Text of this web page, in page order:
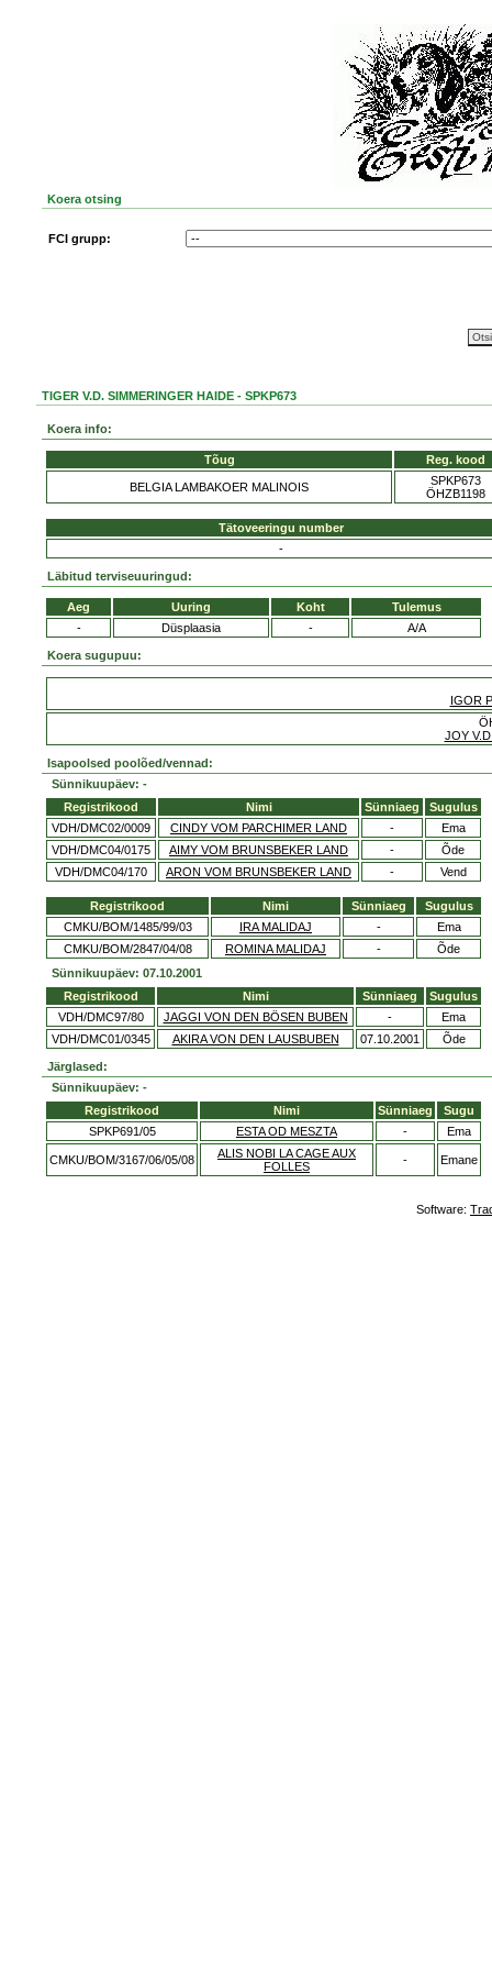
Koera otsing
FCI grupp:
TIGER V.D. SIMMERINGER HAIDE - SPKP673
Koera info:
Tõug Reg. kood
BELGIA LAMBAKOER MALINOIS
SPKP673
ÖHZB1198
Tätoveeringu number
-
Läbitud terviseuuringud:
Aeg Uuring Koht
Tulemus
-
Düsplaasia - A/A
Koera sugupuu:
IGOR
JOY
Isapoolsed poolõed/vennad:
Sünnikuupäev: -
Registrikood
Nimi Sünniaeg
Sugulus
VDH/DMC02/0009
CINDY VOM PARCHIMER LAND -
Ema
VDH/DMC04/0175
AIMY VOM BRUNSBEKER LAND -
Õde
VDH/DMC04/170
ARON VOM BRUNSBEKER LAND - Vend
Registrikood Nimi Sünniaeg
Sugulus
CMKU/BOM/1485/99/03
IRA MALIDAJ -
Ema
CMKU/BOM/2847/04/08
ROMINA MALIDAJ -
Õde
Sünnikuupäev: 07.10.2001
Registrikood
Nimi Sünniaeg
Sugulus
VDH/DMC97/80
JAGGI VON DEN BÖSEN BUBEN -
Ema
VDH/DMC01/0345
AKIRA VON DEN LAUSBUBEN 07.10.2001 Õde
Järglased:
Sünnikuupäev: -
Registrikood
Nimi Sünniaeg
Sugu
SPKP691/05
ESTA OD MESZTA - Ema
CMKU/BOM/3167/06/05/08
ALIS NOBI LA CAGE AUX
FOLLES
- Emane
Software: